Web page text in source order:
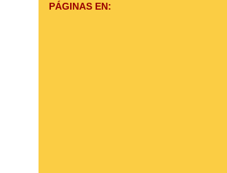
PÁGINAS EN: